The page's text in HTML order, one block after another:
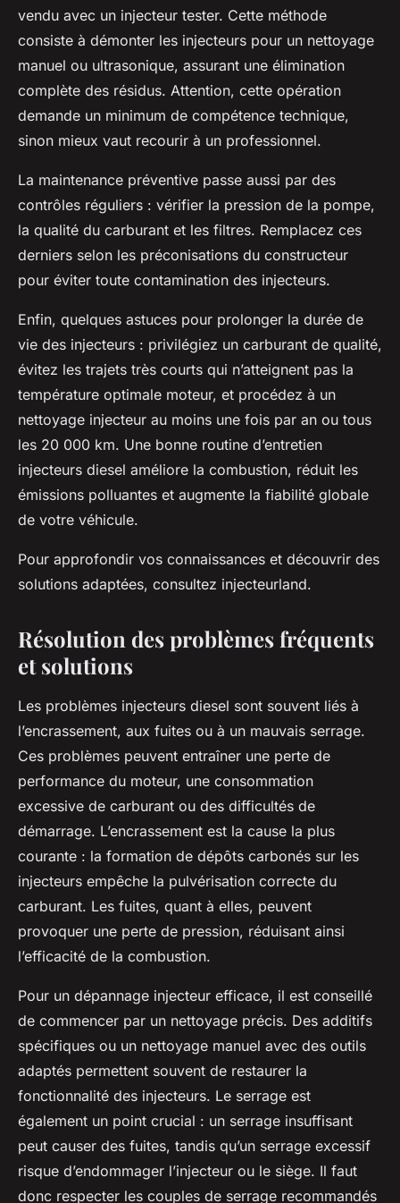
vendu avec un injecteur tester. Cette méthode
consiste à démonter les injecteurs pour un nettoyage
manuel ou ultrasonique, assurant une élimination
complète des résidus. Attention, cette opération
demande un minimum de compétence technique,
sinon mieux vaut recourir à un professionnel.
La maintenance préventive passe aussi par des
contrôles réguliers : vérifier la pression de la pompe,
la qualité du carburant et les filtres. Remplacez ces
derniers selon les préconisations du constructeur
pour éviter toute contamination des injecteurs.
Enfin, quelques astuces pour prolonger la durée de
vie des injecteurs : privilégiez un carburant de qualité,
évitez les trajets très courts qui n’atteignent pas la
température optimale moteur, et procédez à un
nettoyage injecteur au moins une fois par an ou tous
les 20 000 km. Une bonne routine d’entretien
injecteurs diesel améliore la combustion, réduit les
émissions polluantes et augmente la fiabilité globale
de votre véhicule.
Pour approfondir vos connaissances et découvrir des
solutions adaptées, consultez injecteurland.
Résolution des problèmes fréquents
et solutions
Les problèmes injecteurs diesel sont souvent liés à
l’encrassement, aux fuites ou à un mauvais serrage.
Ces problèmes peuvent entraîner une perte de
performance du moteur, une consommation
excessive de carburant ou des difficultés de
démarrage. L’encrassement est la cause la plus
courante : la formation de dépôts carbonés sur les
injecteurs empêche la pulvérisation correcte du
carburant. Les fuites, quant à elles, peuvent
provoquer une perte de pression, réduisant ainsi
l’efficacité de la combustion.
Pour un dépannage injecteur efficace, il est conseillé
de commencer par un nettoyage précis. Des additifs
spécifiques ou un nettoyage manuel avec des outils
adaptés permettent souvent de restaurer la
fonctionnalité des injecteurs. Le serrage est
également un point crucial : un serrage insuffisant
peut causer des fuites, tandis qu’un serrage excessif
risque d’endommager l’injecteur ou le siège. Il faut
donc respecter les couples de serrage recommandés